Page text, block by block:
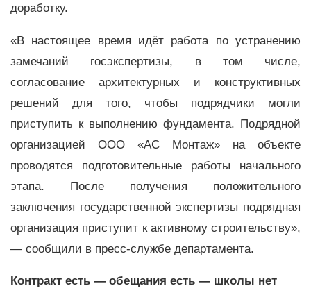
доработку.
«В настоящее время идёт работа по устранению
замечаний госэкспертизы, в том числе,
согласование архитектурных и конструктивных
решений для того, чтобы подрядчики могли
приступить к выполнению фундамента. Подрядной
организацией ООО «АС Монтаж» на объекте
проводятся подготовительные работы начального
этапа. После получения положительного
заключения государственной экспертизы подрядная
организация приступит к активному строительству»,
— сообщили в пресс-службе департамента.
Контракт есть — обещания есть — школы нет